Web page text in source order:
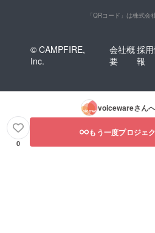
「QRコード」は株式会
© CAMPFIRE,
Inc.
会社概
要
採
報
voicewareさん
0
もう一度プロジェ